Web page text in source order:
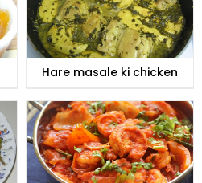
Hare masale ki chicken